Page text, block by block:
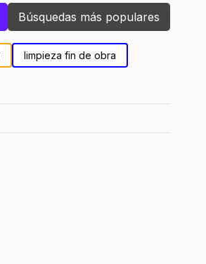
Búsquedas más populares
limpieza fin de obra